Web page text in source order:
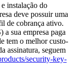
instalação do
deve possuir uma
de cobrança ativo.
sua empresa paga
tem o melhor custo-
assinatura, seguem
security-key-